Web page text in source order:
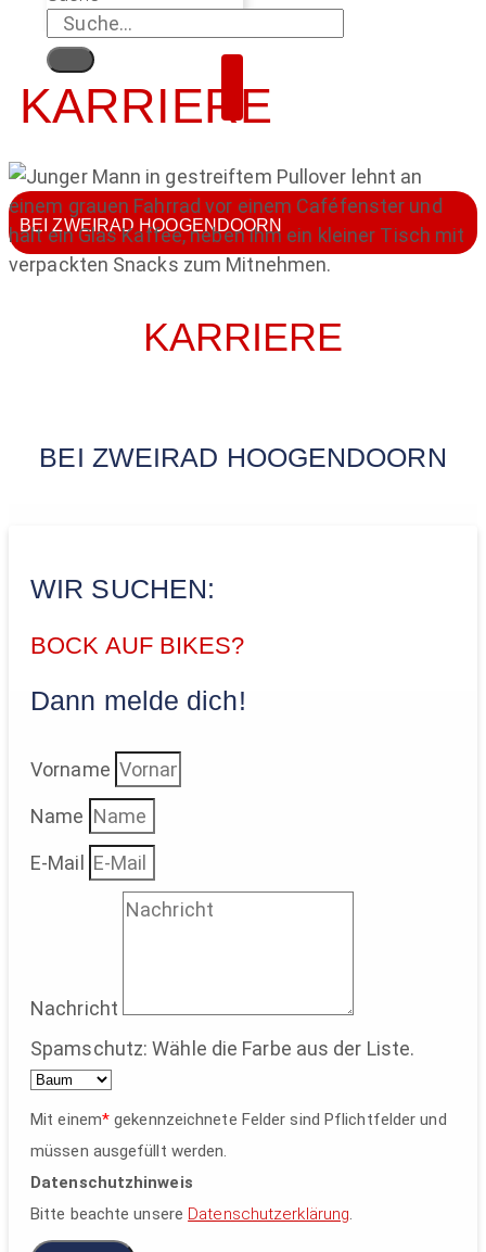
KARRIERE
BEI ZWEIRAD HOOGENDOORN
KARRIERE
BEI ZWEIRAD HOOGENDOORN
WIR SUCHEN:
BOCK AUF BIKES?
Dann melde dich!
Vorname
Name
E-Mail
Nachricht
Spamschutz: Wähle die Farbe aus der Liste.
Mit einem* gekennzeichnete Felder sind Pflichtfelder und
müssen ausgefüllt werden.
Datenschutzhinweis
Bitte beachte unsere Datenschutzerklärung.